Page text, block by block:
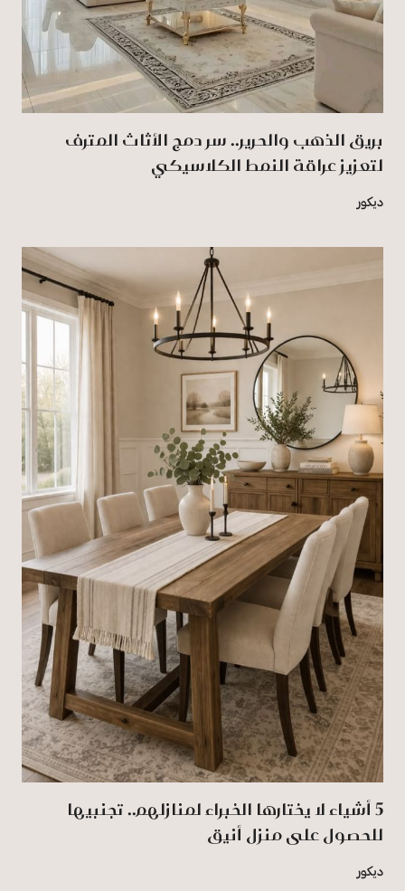
بريق الذهب والحرير.. سر دمج الأثاث المترف
لتعزيز عراقة النمط الكلاسيكي
ديكور
5 أشياء لا يختارها الخبراء لمنازلهم.. تجنبيها
للحصول على منزل أنيق
ديكور